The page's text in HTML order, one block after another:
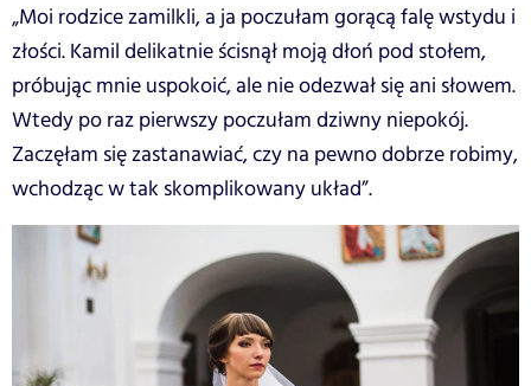
„Moi rodzice zamilkli, a ja poczułam gorącą falę wstydu i
złości. Kamil delikatnie ścisnął moją dłoń pod stołem,
próbując mnie uspokoić, ale nie odezwał się ani słowem.
Wtedy po raz pierwszy poczułam dziwny niepokój.
Zaczęłam się zastanawiać, czy na pewno dobrze robimy,
wchodząc w tak skomplikowany układ”.